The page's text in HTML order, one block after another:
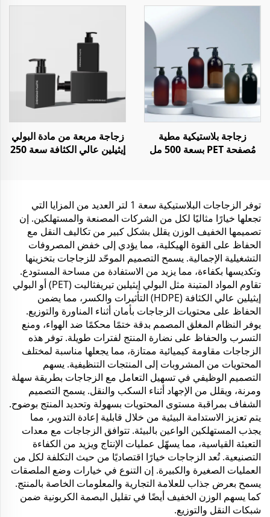
العناية بالجسم
زجاجة بلاستيكية مطية
مُصفحة PET بسعة 500 مل
زجاجة مربعة من مادة البولي
إيثيلين عالي الكثافة سعة 250
توفر الزجاجات البلاستيكية سعة 1 لتر العديد من المزايا التي
تجعلها خيارًا مثاليًا لكل من الشركات المصنعة والمستهلكين. إن
تصميمها الخفيف الوزن يقلل بشكل كبير من تكاليف النقل مع
الحفاظ على القوة الهيكلية، مما يؤدي إلى خفض المصروفات
التشغيلية الإجمالية. يسمح التصميم الموحّد للزجاجات بتخزينها
وتكديسها بكفاءة، مما يزيد من الاستفادة من مساحة المستودع.
تقاوم المواد المتينة مثل البولي إيثيلين تيريفثاليت (PET) أو البولي
إيثيلين عالي الكثافة (HDPE) التأثيرات والكسر، مما يضمن
الحفاظ على محتويات الزجاجات بأمان أثناء المناورة والتوزيع.
يوفر النظام المغلق المصمم بدقة ختمًا محكمًا ضد الهواء، ومنع
التسرب والحفاظ على نضارة المنتج لفترات طويلة. توفر هذه
الزجاجات مقاومة كيميائية ممتازة، مما يجعلها مناسبة لمختلف
المحتويات من المشروبات إلى المنتجات التنظيفية. يسهم
التصميم الوظيفي في تسهيل التعامل مع الزجاجات بطريقة سهلة
ومرنة، ويقلل من الإجهاد أثناء السكب والنقل. يسمح التصميم
الشفاف بمراقبة مستوى المحتويات بسهولة وتحديد المنتج بوضوح.
يتم تعزيز الاستدامة البيئية من خلال قابلية إعادة التدوير، مما
يجذب المستهلكين الواعين بالبيئة. تتوافق الزجاجات مع معدات
التعبئة القياسية، مما يسهّل عمليات الإنتاج ويزيد من الكفاءة
التصنيعية. تُعد الزجاجات خيارًا اقتصاديًا من حيث التكلفة لكل من
العمليات الصغيرة والكبيرة. إن التنوع في خيارات وضع الملصقات
يسمح بعرض جذاب للعلامة التجارية والمعلومات الخاصة بالمنتج.
كما يسهم الوزن الخفيف أيضًا في تقليل البصمة الكربونية ضمن
شبكات النقل والتوزيع.